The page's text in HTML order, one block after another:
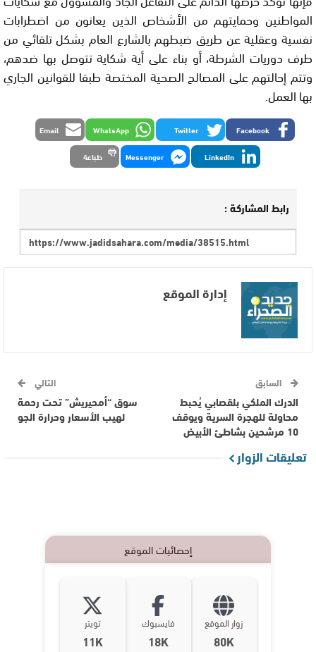
المواطنين وحمايتهم من الأشخاص الذين يعانون من اضطرابات
نفسية وعقلية عن طريق ضبطهم بالشارع العام بشكل تلقائي من
طرف دوريات الشرطة، أو بناء على أية شكاية تتوصل بها ضدهم،
وتتم إحالتهم على المصالح الصحية المختصة طبقا للقوانين الجاري
بها العمل.
Facebook
Twitter
WhatsApp
Email
LinkedIn
Messenger طباعة
رابط المشاركة :
إدارة الموقع
السابق
الدرك الملكي بلقصابي يُحبط
محاولة للهجرة السرية ويوقف
10 مرشحين بشاطئ الأبيض
التالي
سوق “أمحيريش” تحت رحمة
لهيب الأسعار وحرارة الجو
تعليقات الزوار
إحصائيات الموقع
زوار الموقع
80K
فايسبوك
18K
تويتر
11K